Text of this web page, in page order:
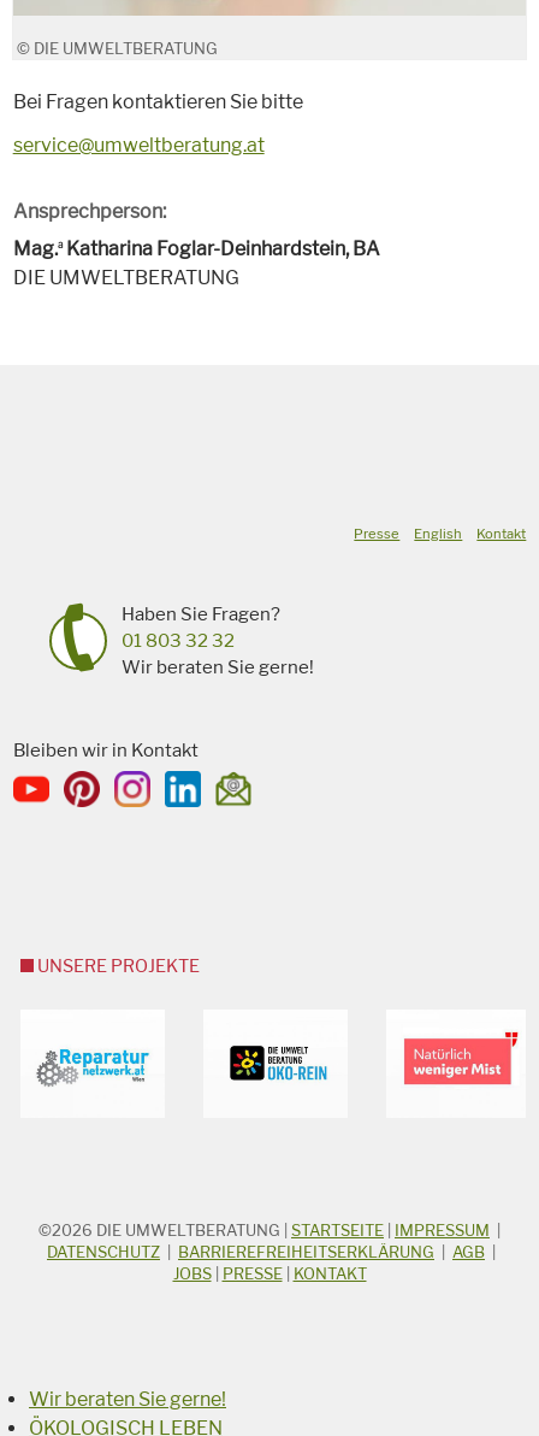
© DIE UMWELTBERATUNG
Bei Fragen kontaktieren Sie bitte
service@umweltberatung.at
Ansprechperson:
Mag.aKatharina Foglar-Deinhardstein, BA
DIE UMWELTBERATUNG
Presse English Kontakt
Haben Sie Fragen?
01 803 32 32
Wir beraten Sie gerne!
Bleiben wir in Kontakt
UNSERE PROJEKTE
STICHWORTSUCHE
Suchbegriff
©2026 DIE UMWELTBERATUNG STARTSEITE IMPRESSUM
DATENSCHUTZ
BARRIEREFREIHEITSERKLÄRUNG AGB
JOBS| PRESSE| KONTAKT
Wir beraten Sie gerne!
ÖKOLOGISCH LEBEN